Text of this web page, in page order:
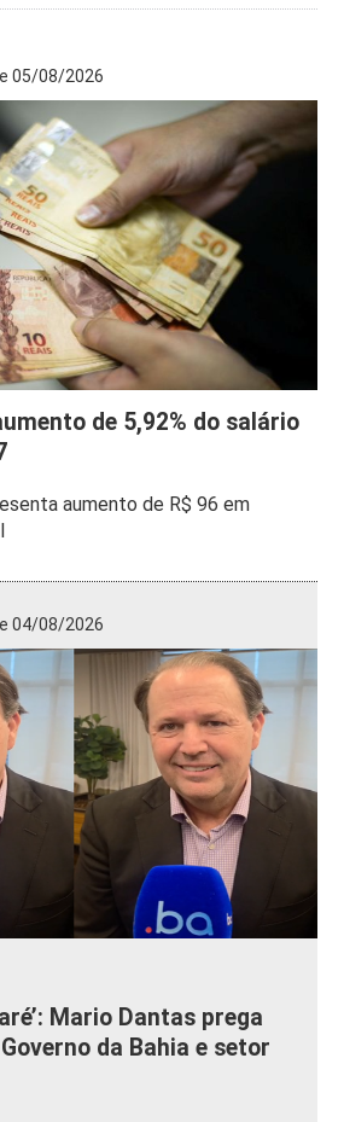
05/08/2026
de 5,92% do salário
aumento de R$ 96 em
04/08/2026
Mario Dantas prega
da Bahia e setor